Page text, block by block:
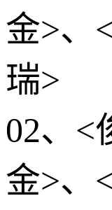
金>、
瑞>
02、<
金>、